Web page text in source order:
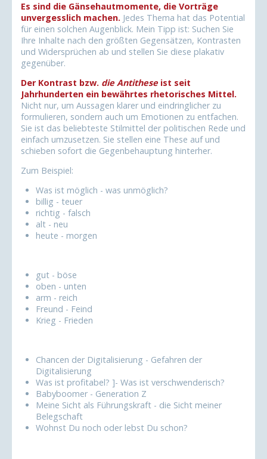
Es sind die Gänsehautmomente, die Vorträge
unvergesslich machen. Jedes Thema hat das Potential
für einen solchen Augenblick. Mein Tipp ist: Suchen Sie
Ihre Inhalte nach den größten Gegensätzen, Kontrasten
und Widersprüchen ab und stellen Sie diese plakativ
gegenüber.
Der Kontrast bzw. die Antithese ist seit
Jahrhunderten ein bewährtes rhetorisches Mittel.
Nicht nur, um Aussagen klarer und eindringlicher zu
formulieren, sondern auch um Emotionen zu entfachen.
Sie ist das beliebteste Stilmittel der politischen Rede und
einfach umzusetzen. Sie stellen eine These auf und
schieben sofort die Gegenbehauptung hinterher.
Zum Beispiel:
Was ist möglich - was unmöglich?
billig - teuer
richtig - falsch
alt - neu
heute - morgen
gut - böse
oben - unten
arm - reich
Freund - Feind
Krieg - Frieden
Chancen der Digitalisierung - Gefahren der
Digitalisierung
Was ist profitabel? ]- Was ist verschwenderisch?
Babyboomer - Generation Z
Meine Sicht als Führungskraft - die Sicht meiner
Belegschaft
Wohnst Du noch oder lebst Du schon?